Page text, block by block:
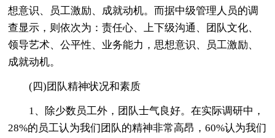
想意识、员工激励、成就动机。而据中级管理人员的调
查显示，则依次为：责任心、上下级沟通、团队文化、
领导艺术、公平性、业务能力，思想意识、员工激励、
成就动机。
(四)团队精神状况和素质
1、除少数员工外，团队士气良好。在实际调研中，
28%的员工认为我们团队的精神非常高昂，60%认为我们